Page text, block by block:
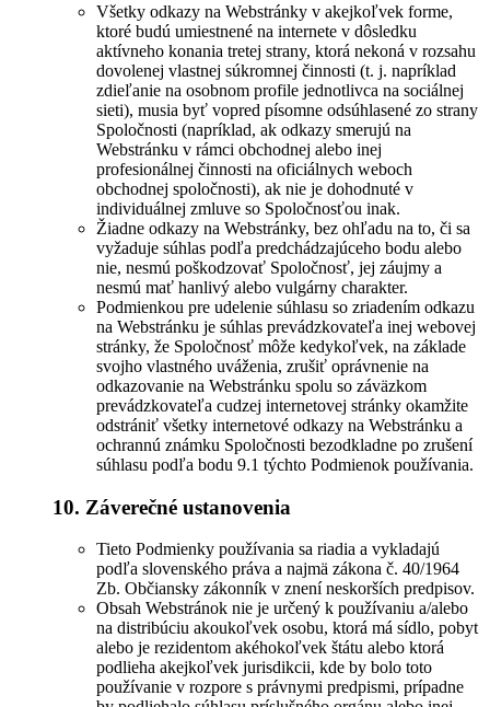
Všetky odkazy na Webstránky v akejkoľvek forme,
ktoré budú umiestnené na internete v dôsledku
aktívneho konania tretej strany, ktorá nekoná v rozsahu
dovolenej vlastnej súkromnej činnosti (t. j. napríklad
zdieľanie na osobnom profile jednotlivca na sociálnej
sieti), musia byť vopred písomne odsúhlasené zo strany
Spoločnosti (napríklad, ak odkazy smerujú na
Webstránku v rámci obchodnej alebo inej
profesionálnej činnosti na oficiálnych weboch
obchodnej spoločnosti), ak nie je dohodnuté v
individuálnej zmluve so Spoločnosťou inak.
Žiadne odkazy na Webstránky, bez ohľadu na to, či sa
vyžaduje súhlas podľa predchádzajúceho bodu alebo
nie, nesmú poškodzovať Spoločnosť, jej záujmy a
nesmú mať hanlivý alebo vulgárny charakter.
Podmienkou pre udelenie súhlasu so zriadením odkazu
na Webstránku je súhlas prevádzkovateľa inej webovej
stránky, že Spoločnosť môže kedykoľvek, na základe
svojho vlastného uváženia, zrušiť oprávnenie na
odkazovanie na Webstránku spolu so záväzkom
prevádzkovateľa cudzej internetovej stránky okamžite
odstrániť všetky internetové odkazy na Webstránku a
ochrannú známku Spoločnosti bezodkladne po zrušení
súhlasu podľa bodu 9.1 týchto Podmienok používania.
10. Záverečné ustanovenia
Tieto Podmienky používania sa riadia a vykladajú
podľa slovenského práva a najmä zákona č. 40/1964
Zb. Občiansky zákonník v znení neskorších predpisov.
Obsah Webstránok nie je určený k používaniu a/alebo
na distribúciu akoukoľvek osobu, ktorá má sídlo, pobyt
alebo je rezidentom akéhokoľvek štátu alebo ktorá
podlieha akejkoľvek jurisdikcii, kde by bolo toto
používanie v rozpore s právnymi predpismi, prípadne